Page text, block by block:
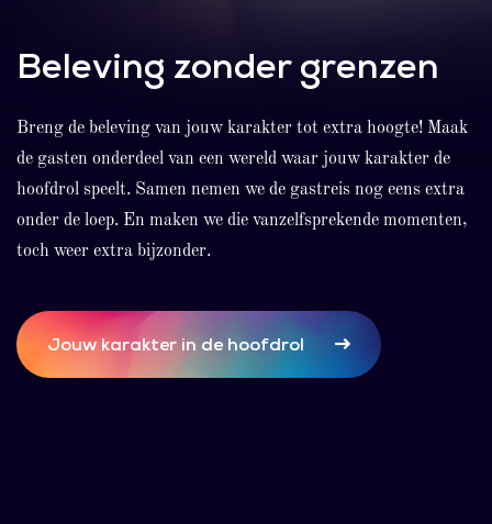
Beleving zonder grenzen
Breng de beleving van jouw karakter tot extra hoogte! Maak
de gasten onderdeel van een wereld waar jouw karakter de
hoofdrol speelt. Samen nemen we de gastreis nog eens extra
onder de loep. En maken we die vanzelfsprekende momenten,
toch weer extra bijzonder.
Jouw karakter in de hoofdrol